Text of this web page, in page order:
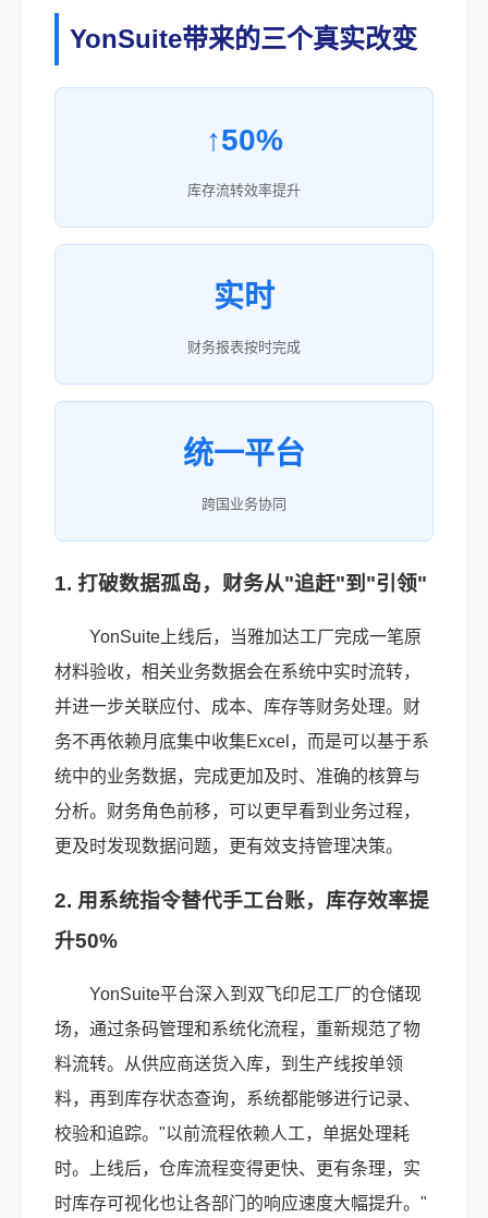
YonSuite带来的三个真实改变
↑50%
库存流转效率提升
实时
财务报表按时完成
统一平台
跨国业务协同
1. 打破数据孤岛，财务从"追赶"到"引领"
YonSuite上线后，当雅加达工厂完成一笔原
材料验收，相关业务数据会在系统中实时流转，
并进一步关联应付、成本、库存等财务处理。财
务不再依赖月底集中收集Excel，而是可以基于系
统中的业务数据，完成更加及时、准确的核算与
分析。财务角色前移，可以更早看到业务过程，
更及时发现数据问题，更有效支持管理决策。
2. 用系统指令替代手工台账，库存效率提
升50%
YonSuite平台深入到双飞印尼工厂的仓储现
场，通过条码管理和系统化流程，重新规范了物
料流转。从供应商送货入库，到生产线按单领
料，再到库存状态查询，系统都能够进行记录、
校验和追踪。"以前流程依赖人工，单据处理耗
时。上线后，仓库流程变得更快、更有条理，实
时库存可视化也让各部门的响应速度大幅提升。"